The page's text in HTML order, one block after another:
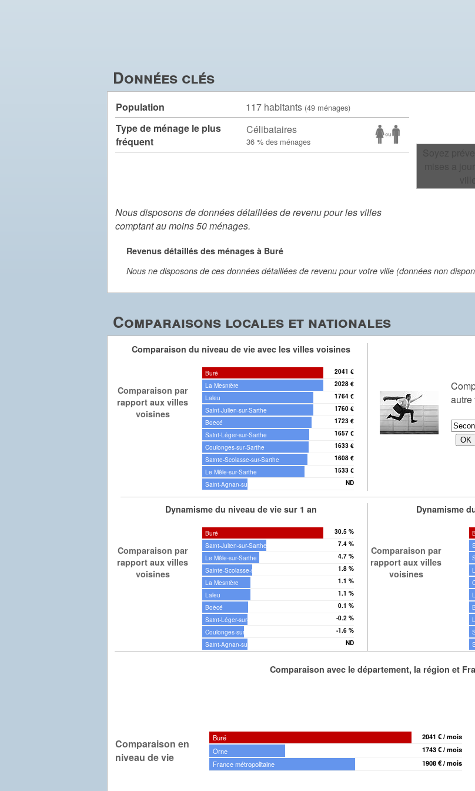
Données clés
Population 117 habitants (49 ménages)
Type de ménage le plus
fréquent
Célibataires
36 % des ménages
Nous disposons de données détaillées de revenu pour les villes
comptant au moins 50 ménages.
Revenus détaillés des ménages à Buré
Nous ne disposons de ces données détaillées de revenu pour votre ville (données non
Comparaisons locales et nationales
Comparaison du niveau de vie avec les villes voisines
Comparaison par
rapport aux villes
voisines
Buré 2041 €
La Mesnière 2028 €
Laleu 1764 €
Saint-Julien-sur-Sarthe 1760 €
Boëcé 1723 €
Saint-Léger-sur-Sarthe 1657 €
Coulonges-sur-Sarthe 1633 €
Sainte-Scolasse-sur-Sarthe 1608 €
Le Mêle-sur-Sarthe 1533 €
Saint-Agnan-sur-Sarthe ND
autre
Dynamisme du niveau de vie sur 1 an
Comparaison par
rapport aux villes
voisines
Buré 30.5 %
Saint-Julien-sur-Sarthe 7.4 %
Le Mêle-sur-Sarthe 4.7 %
Sainte-Scolasse-sur-Sarthe 1.8 %
La Mesnière 1.1 %
Laleu 1.1 %
Boëcé 0.1 %
Saint-Léger-sur-Sarthe -0.2 %
Coulonges-sur-Sarthe -1.6 %
Saint-Agnan-sur-Sarthe ND
Dynamisme
Comparaison par
rapport aux villes
voisines
Comparaison avec le département, la région et
Comparaison en
niveau de vie
Buré
2041 € / mois
Orne
1743 € / mois
France métropolitaine
1908 € / mois